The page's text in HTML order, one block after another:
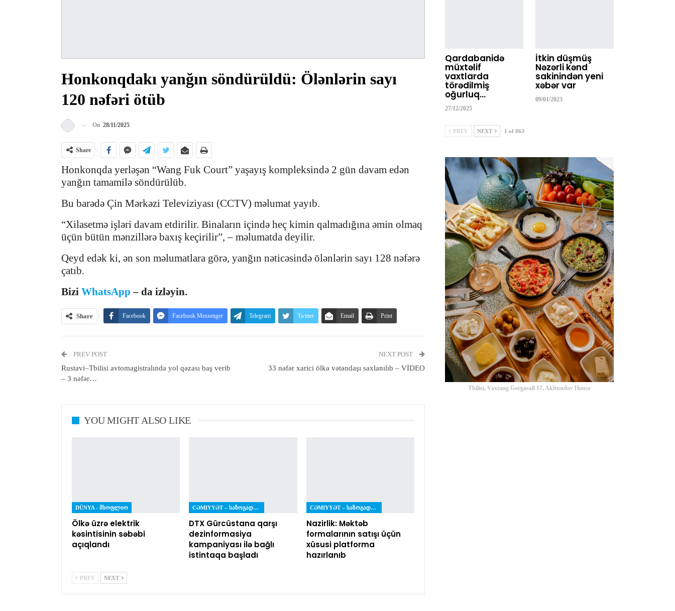
Honkonqdakı yanğın söndürüldü: Ölənlərin sayı
120 nəfəri ötüb
On 28/11/2025
Share
Honkonqda yerləşən “Wang Fuk Court” yaşayış kompleksində 2 gün davam edən
yanğın tamamilə söndürülüb.
Bu barədə Çin Mərkəzi Televiziyası (CCTV) məlumat yayıb.
“Xilasetmə işləri davam etdirilir. Binaların içində heç kimin qalmadığına əmin olmaq
üçün bütün mənzillərə baxış keçirilir”, – məlumatda deyilir.
Qeyd edək ki, ən son məlumatlara görə, yanğın nəticəsində ölənlərin sayı 128 nəfərə
çatıb.
Bizi WhatsApp – da izləyin.
Share Facebook Facebook Messenger Telegram Twitter Email Print
PREV POST
Rustavi–Tbilisi avtomagistralında yol qəzası baş verib
– 3 nəfər…
NEXT POST
33 nəfər xarici ölkə vətəndaşı saxlanılıb – VİDEO
YOU MIGHT ALSO LIKE
DÜNYA - ᲛᲡᲝᲤᲚᲘᲝ
Ölkə üzrə elektrik
kəsintisinin səbəbi
açıqlandı
CƏMIYYƏT – ᲡᲐᲖᲝᲒᲐᲓᲝᲔᲑᲐ
DTX Gürcüstana qarşı
dezinformasiya
kampaniyası ilə bağlı
istintaqa başladı
CƏMIYYƏT – ᲡᲐᲖᲝᲒᲐᲓᲝᲔᲑᲐ
Nazirlik: Məktəb
formalarının satışı üçün
xüsusi platforma
hazırlanıb
PREV NEXT
Qardabanidə
müxtəlif
vaxtlarda
törədilmiş
oğurluq…
27/12/2025
İtkin düşmüş
Nəzərli kənd
sakinindən yeni
xəbər var
09/01/2023
PREV NEXT 1 of 863
Tbilisi, Vaxtang Gorgasali 17, Akhundov House